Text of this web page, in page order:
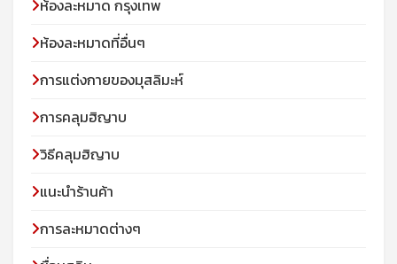
ห้องละหมาด กรุงเทพ
ห้องละหมาดที่อื่นๆ
การแต่งกายของมุสลิมะห์
การคลุมฮิญาบ
วิธีคลุมฮิญาบ
แนะนำร้านค้า
การละหมาดต่างๆ